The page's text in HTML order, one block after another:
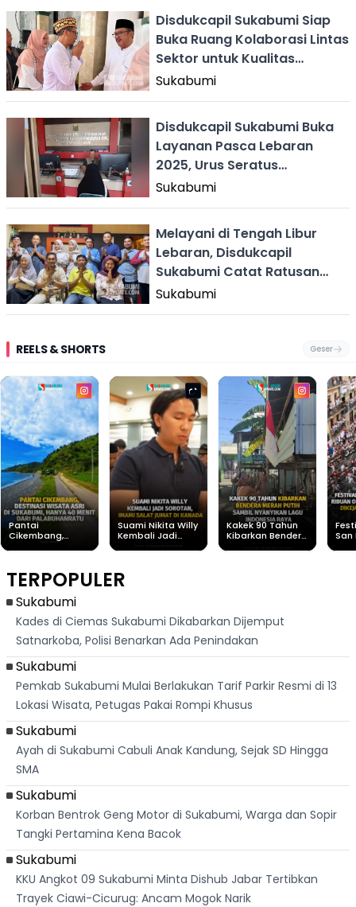
Disdukcapil Sukabumi Siap
Buka Ruang Kolaborasi Lintas
Sektor untuk Kualitas
Pelayanan
Sukabumi
Disdukcapil Sukabumi Buka
Layanan Pasca Lebaran
2025, Urus Seratus
Permohonan Hari Ini
Sukabumi
Melayani di Tengah Libur
Lebaran, Disdukcapil
Sukabumi Catat Ratusan
Permohonan
Sukabumi
REELS & SHORTS Geser
Pantai
Cikembang,
Dari
Palabuhanratu
Suami Nikita Willy
Kembali Jadi
Kakek 90 Tahun
Kibarkan Bendera
San
TERPOPULER
Sukabumi
Kades di Ciemas Sukabumi Dikabarkan Dijemput
Satnarkoba, Polisi Benarkan Ada Penindakan
Sukabumi
Pemkab Sukabumi Mulai Berlakukan Tarif Parkir Resmi di 13
Lokasi Wisata, Petugas Pakai Rompi Khusus
Sukabumi
Ayah di Sukabumi Cabuli Anak Kandung, Sejak SD Hingga
SMA
Sukabumi
Korban Bentrok Geng Motor di Sukabumi, Warga dan Sopir
Tangki Pertamina Kena Bacok
Sukabumi
KKU Angkot 09 Sukabumi Minta Dishub Jabar Tertibkan
Trayek Ciawi-Cicurug: Ancam Mogok Narik